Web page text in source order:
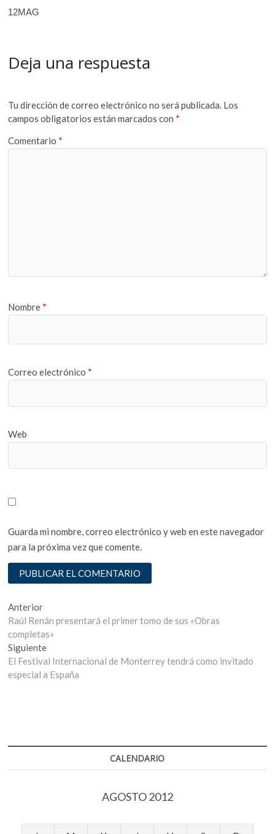
12MAG
Deja una respuesta
Tu dirección de correo electrónico no será publicada. Los
campos obligatorios están marcados con *
Comentario *
Nombre *
Correo electrónico *
Web
Guarda mi nombre, correo electrónico y web en este navegador
para la próxima vez que comente.
Navegación
de
entradas
AnteriorEntrada
anterior:
Raúl Renán presentará el primer tomo de sus «Obras
completas»
SiguienteEntrada
siguiente:
El Festival Internacional de Monterrey tendrá como invitado
especial a España
CALENDARIO
AGOSTO 2012